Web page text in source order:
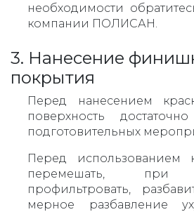
необходимости
компании ПОЛИСАН.
3. Нанесение
покрытия
Перед нанесением
поверхность
подготовительных
Перед использованием
перемешать, при
профильтровать,
мерное разбавление